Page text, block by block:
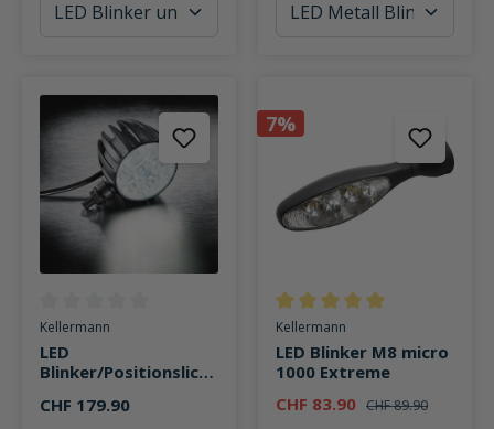
Durchschnittliche Bewertung von 0 von 5 Sternen
Kellermann
LED
Blinker/Positionslicht
CHF 179.90
7%
Durchschnittliche Bewertung
Kellermann
LED Blinker M8 micro
1000 Extreme
CHF 83.90 CHF 89.90